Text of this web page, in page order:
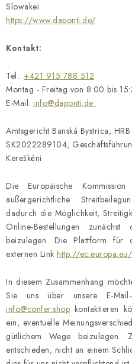
ZERTIFIKATE
Geschäftsbewertung
Allgemeine Geschäftsbedingungen
Reklamation und Rücksendung
Zahlungsmethoden auf unserer
Impressum
Slowakei
https://www.daponti.de/
Kontakt:
Tel.: +421 915 788 512
Montag - Freitag von 8:00 bis
E-Mail: info@daponti.de
Amtsgericht Banská Bystrica,
SK2022289104,
Kereškéni
Die Europäische
außergerichtliche
dadurch die Möglichkeit,
Online-Bestellungen
beizulegen. Die Plattform für
externen Link http://
In diesem Zusammenhang
Sie uns über unsere E-Mail-
info@confer.shop kontaktieren
ein, eventuelle
gütlichem Wege beizulegen.
entschieden, nicht an einem